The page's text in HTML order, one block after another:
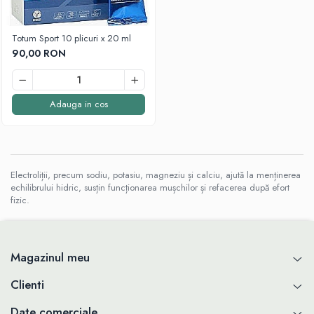
Cartilaj și Colagen
Acid hialuronic
Cartilaj
Glucozamina
Fitoterapie
Plante medicinale
Tincturi
Minerale și Oligoelemente
Electroliți
Magneziu
Multiminerale
Vitalitate și sport
Totum Sport 10 plicuri x 20 ml
90,00 RON
Adauga in cos
Electroliții, precum sodiu, potasiu, magneziu și calciu, ajută la menținerea
echilibrului hidric, susțin funcționarea mușchilor și refacerea după efort
fizic.
Magazinul meu
Clienti